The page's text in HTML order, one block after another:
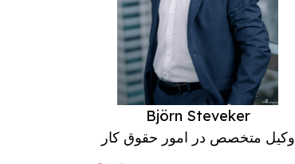
Björn Steveker
وکیل متخصص در امور حقوق کار